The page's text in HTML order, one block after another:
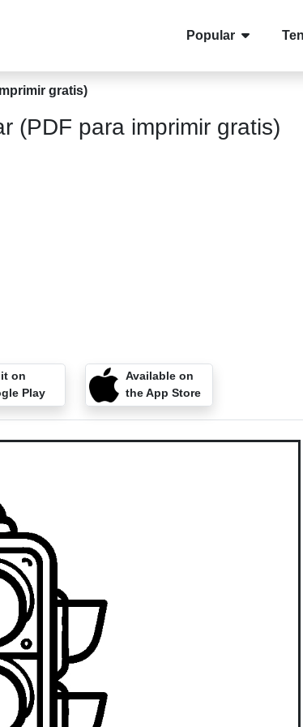
Popular
gratis)
(PDF para imprimir gratis)
on
Play
Available on
the App Store